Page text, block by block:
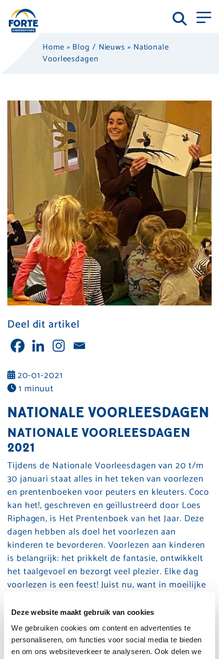
Deze website maakt gebruik van cookies
We gebruiken cookies om content en advertenties te
personaliseren, om functies voor social media te bieden
en om ons websiteverkeer te analyseren. Ook delen we
Home » Blog / Nieuws » Nationale
Voorleesdagen
Deel dit artikel
20-01-2021
1 minuut
NATIONALE VOORLEESDAGEN
NATIONALE VOORLEESDAGEN
2021
Tijdens de Nationale Voorleesdagen van 20 t/m
30 januari staat alles in het teken van voorlezen
en prentenboeken voor peuters en kleuters. Coco
kan het!, geschreven en geïllustreerd door Loes
Riphagen, is Het Prentenboek van het Jaar. Deze
dagen hebben als doel het voorlezen aan
kinderen te bevorderen. Voorlezen aan kinderen
is belangrijk: het prikkelt de fantasie, ontwikkelt
het taalgevoel en bezorgt veel plezier. Elke dag
voorlezen is een feest! Juist nu, want in moeilijke
wereld om ons heen, naar troost, naar
ontspanning. Juist dan maken boeken het
verschil. Even ontsnappen aan de werkelijkheid,
of je verdiepen in de achtergronden van de